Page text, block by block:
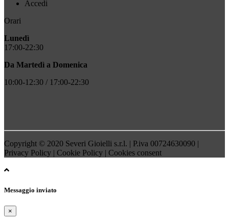
Accedi
Orari
Lunedì
17:00-22:30
Da Martedì a Domenica
10:00-12:30 / 17:00-22:30
Copyright © 2020 Severi Gioielli s.r.l. | P.iva 00724630090 |
Privacy Policy | Cookie Policy | Cookies consent
Messaggio inviato
×